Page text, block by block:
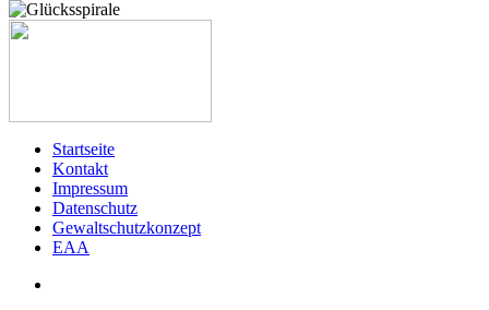
Startseite
Kontakt
Impressum
Datenschutz
Gewaltschutzkonzept
EAA